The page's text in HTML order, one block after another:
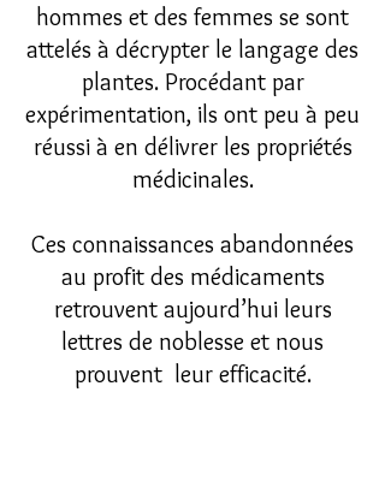
hommes et des femmes se sont
attelés à décrypter le langage des
plantes. Procédant par
expérimentation, ils ont peu à peu
réussi à en délivrer les propriétés
médicinales.
Ces connaissances abandonnées
au profit des médicaments
retrouvent aujourd’hui leurs
lettres de noblesse et nous
prouvent leur efficacité.